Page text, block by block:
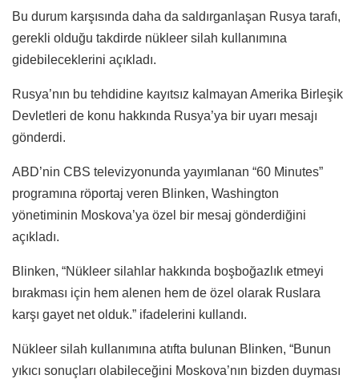
Bu durum karşısında daha da saldırganlaşan Rusya tarafı,
gerekli olduğu takdirde nükleer silah kullanımına
gidebileceklerini açıkladı.
Rusya’nın bu tehdidine kayıtsız kalmayan Amerika Birleşik
Devletleri de konu hakkında Rusya’ya bir uyarı mesajı
gönderdi.
ABD’nin CBS televizyonunda yayımlanan “60 Minutes”
programına röportaj veren Blinken, Washington
yönetiminin Moskova’ya özel bir mesaj gönderdiğini
açıkladı.
Blinken, “Nükleer silahlar hakkında boşboğazlık etmeyi
bırakması için hem alenen hem de özel olarak Ruslara
karşı gayet net olduk.” ifadelerini kullandı.
Nükleer silah kullanımına atıfta bulunan Blinken, “Bunun
yıkıcı sonuçları olabileceğini Moskova’nın bizden duyması